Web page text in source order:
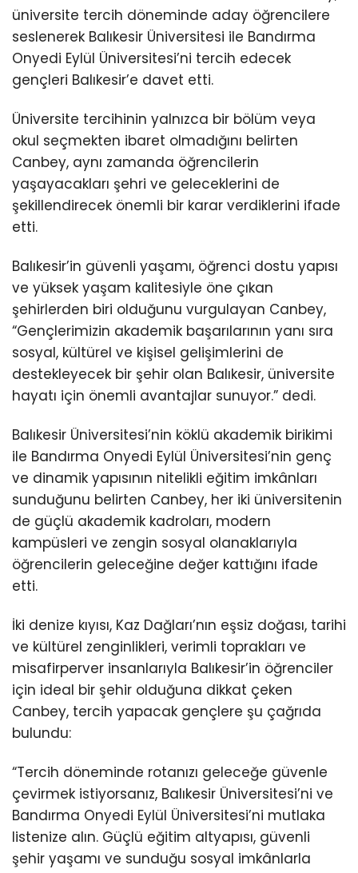
üniversite tercih döneminde aday öğrencilere
seslenerek Balıkesir Üniversitesi ile Bandırma
Onyedi Eylül Üniversitesi’ni tercih edecek
gençleri Balıkesir’e davet etti.
Üniversite tercihinin yalnızca bir bölüm veya
okul seçmekten ibaret olmadığını belirten
Canbey, aynı zamanda öğrencilerin
yaşayacakları şehri ve geleceklerini de
şekillendirecek önemli bir karar verdiklerini ifade
etti.
Balıkesir’in güvenli yaşamı, öğrenci dostu yapısı
ve yüksek yaşam kalitesiyle öne çıkan
şehirlerden biri olduğunu vurgulayan Canbey,
“Gençlerimizin akademik başarılarının yanı sıra
sosyal, kültürel ve kişisel gelişimlerini de
destekleyecek bir şehir olan Balıkesir, üniversite
hayatı için önemli avantajlar sunuyor.” dedi.
Balıkesir Üniversitesi’nin köklü akademik birikimi
ile Bandırma Onyedi Eylül Üniversitesi’nin genç
ve dinamik yapısının nitelikli eğitim imkânları
sunduğunu belirten Canbey, her iki üniversitenin
de güçlü akademik kadroları, modern
kampüsleri ve zengin sosyal olanaklarıyla
öğrencilerin geleceğine değer kattığını ifade
etti.
İki denize kıyısı, Kaz Dağları’nın eşsiz doğası, tarihi
ve kültürel zenginlikleri, verimli toprakları ve
misafirperver insanlarıyla Balıkesir’in öğrenciler
için ideal bir şehir olduğuna dikkat çeken
Canbey, tercih yapacak gençlere şu çağrıda
bulundu:
“Tercih döneminde rotanızı geleceğe güvenle
çevirmek istiyorsanız, Balıkesir Üniversitesi’ni ve
Bandırma Onyedi Eylül Üniversitesi’ni mutlaka
listenize alın. Güçlü eğitim altyapısı, güvenli
şehir yaşamı ve sunduğu sosyal imkânlarla